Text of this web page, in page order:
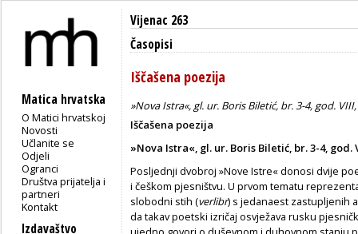
Matica hrvatska
O Matici hrvatskoj
Novosti
Učlanite se
Odjeli
Ogranci
Društva prijatelja i
partneri
Kontakt
Izdavaštvo
Vijenac 263
Časopisi
Iščašena poezija
»Nova Istra«, gl. ur. Boris Biletić, br. 3-4, god. VIII,
Iščašena poezija
»Nova Istra«, gl. ur. Boris Biletić, br. 3-4, god.
Posljednji dvobroj »Nove Istre« donosi dvije
i češkom pjesništvu. U prvom tematu
slobodni stih (verlibr) s jedanaest zastupljenih
da takav poetski izričaj osvježava rusku